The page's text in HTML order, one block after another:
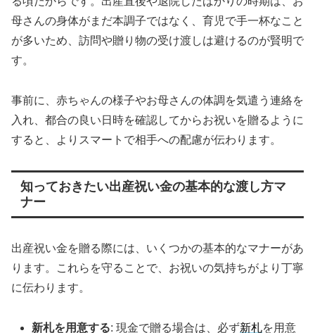
母さんの身体がまだ本調子ではなく、育児で手一杯なこと
が多いため、訪問や贈り物の受け渡しは避けるのが賢明で
す。
事前に、赤ちゃんの様子やお母さんの体調を気遣う連絡を
入れ、都合の良い日時を確認してからお祝いを贈るように
すると、よりスマートで相手への配慮が伝わります。
知っておきたい出産祝い金の基本的な渡し方マ
ナー
出産祝い金を贈る際には、いくつかの基本的なマナーがあ
ります。これらを守ることで、お祝いの気持ちがより丁寧
に伝わります。
新札を用意する: 現金で贈る場合は、必ず新札を用意